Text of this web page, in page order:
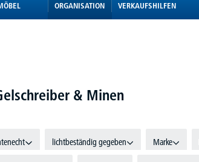
ORGANISATION
VERKAUFSHILFEN
& Minen
lichtbeständig gegeben Marke